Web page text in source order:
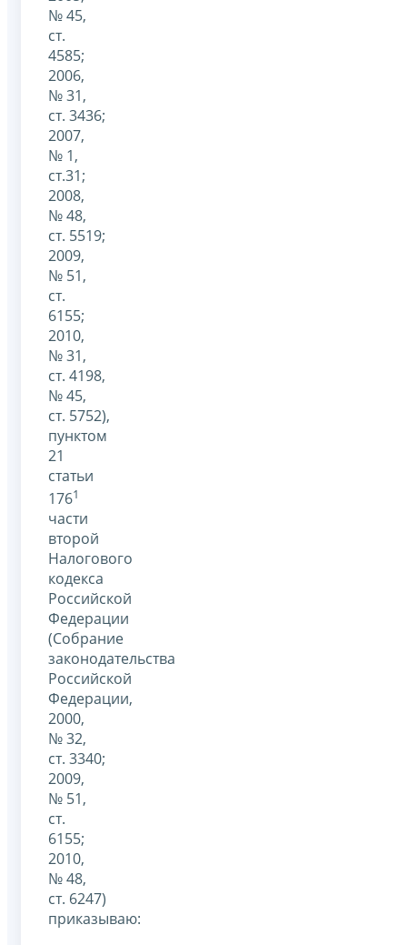
№ 45,
ст.
4585;
2006,
№ 31,
ст. 3436;
2007,
№ 1,
ст.31;
2008,
№ 48,
ст. 5519;
2009,
№ 51,
ст.
6155;
2010,
№ 31,
ст. 4198,
№ 45,
ст. 5752),
пунктом
21
статьи
1761
части
второй
Налогового
кодекса
Российской
Федерации
(Собрание
законодательства
Российской
Федерации,
2000,
№ 32,
ст. 3340;
2009,
№ 51,
ст.
6155;
2010,
№ 48,
ст. 6247)
приказываю: